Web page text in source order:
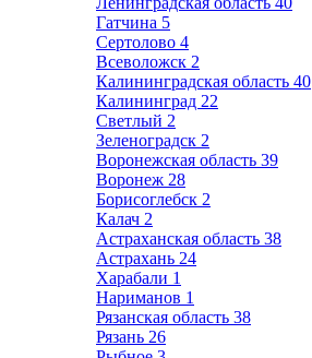
Гатчина 5
Сертолово 4
Всеволожск 2
Калининградская область 40
Калининград 22
Светлый 2
Зеленоградск 2
Воронежская область 39
Воронеж 28
Борисоглебск 2
Калач 2
Астраханская область 38
Астрахань 24
Харабали 1
Нариманов 1
Рязанская область 38
Рязань 26